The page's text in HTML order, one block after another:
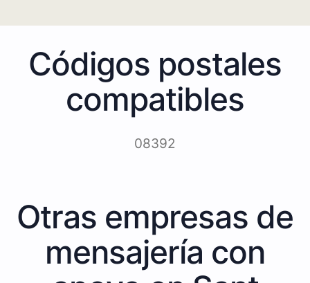
Códigos postales
compatibles
08392
Otras empresas de
mensajería con